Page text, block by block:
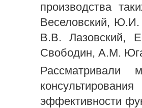
производства
Веселовский,
В.В. Лазовский,
Свободин, А.М.
Рассматривали
эффективности